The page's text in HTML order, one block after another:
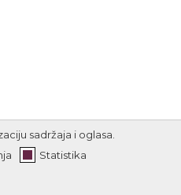
sadržaja i oglasa.
Statistika